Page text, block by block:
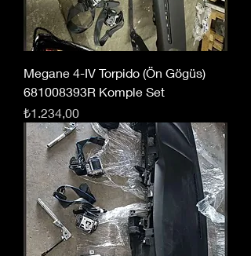
Megane 4-IV Torpido (Ön Gögüs)
681008393R Komple Set
Fiyat
₺1.234,00